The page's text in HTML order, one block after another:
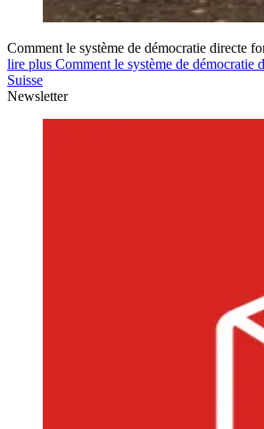
Comment le système de démocratie directe
lire plus Comment le système de démocratie
Suisse
Newsletter